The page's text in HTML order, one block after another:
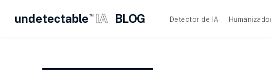
undetectable TM IA BLOG Detector de IA